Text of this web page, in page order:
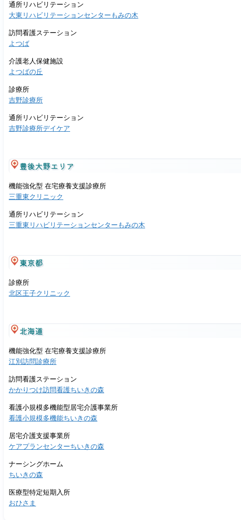
通所リハビリテーション
大東リハビリテーションセンターもみの木
訪問看護ステーション
よつば
介護老人保健施設
よつばの丘
診療所
吉野診療所
通所リハビリテーション
吉野診療所デイケア
豊後大野エリア
機能強化型 在宅療養支援診療所
三重東クリニック
通所リハビリテーション
三重東リハビリテーションセンターもみの木
東京都
診療所
北区王子クリニック
北海道
機能強化型 在宅療養支援診療所
江別訪問診療所
訪問看護ステーション
かかりつけ訪問看護ちいきの森
看護小規模多機能型居宅介護事業所
看護小規模多機能ちいきの森
居宅介護支援事業所
ケアプランセンターちいきの森
ナーシングホーム
ちいきの森
医療型特定短期入所
おひさま